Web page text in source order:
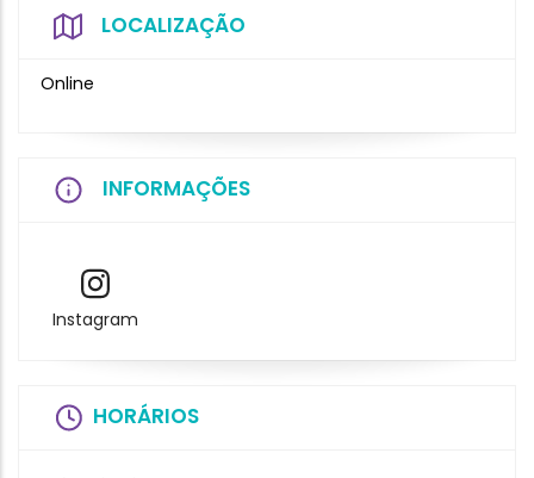
LOCALIZAÇÃO
Online
INFORMAÇÕES
Instagram
HORÁRIOS